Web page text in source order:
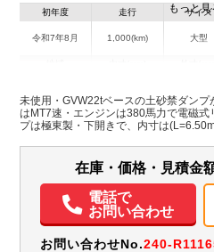
初年度
令和7年8月
走行
1,000(km)
サイズ
大型
北海道
W:2,200
H:1,600
パワステ パワーウィンドウ
ETC
バックモニター
もっと見
未使用・GVW22tベースの土砂禁ダン
はMT7速・エンジンは380馬力で電磁
プは極東製・下開きで、内寸は
ミホイールも装着している見た目もか
お問い合わせください！
在庫・価格・見積金
電話で
お問い合わせ
お問い合わせNo.240-